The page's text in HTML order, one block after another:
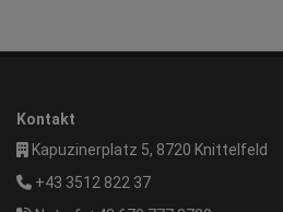
Kontakt
Kapuzinerplatz 5, 8720 Knittelfeld
+43 3512 822 37